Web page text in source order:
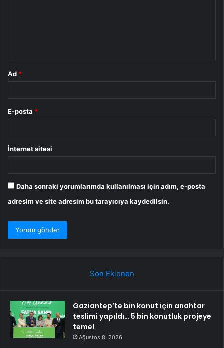
Ad *
E-posta *
İnternet sitesi
Daha sonraki yorumlarımda kullanılması için adım, e-posta
adresim ve site adresim bu tarayıcıya kaydedilsin.
Son Eklenen
Gaziantep’te bin konut için anahtar
teslimi yapıldı… 5 bin konutluk projeye
temel
Ağustos 8, 2026